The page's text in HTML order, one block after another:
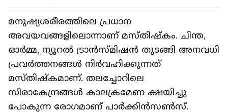
മനുഷ്യശരീരത്തിലെ പ്രധാന
അവയവങ്ങളിലൊന്നാണ് മസ്തിഷ്കം. ചിന്ത,
ഓർമ്മ, ന്യൂറൽ ട്രാൻസ്മിഷൻ തുടങ്ങി അനവധി
പ്രവർത്തനങ്ങൾ നിർവഹിക്കുന്നത്
മസ്തിഷ്കമാണ്. തലച്ചോറിലെ
സിരാകേന്ദ്രങ്ങള്‍ കാലക്രമേണ ക്ഷയിച്ചു
പോകുന്ന രോഗമാണ് പാര്‍ക്കിന്‍സണ്‍സ്.